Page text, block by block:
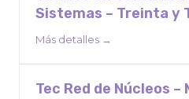
Sistemas – Treinta y
Más detalles
Tec Red de Núcleos